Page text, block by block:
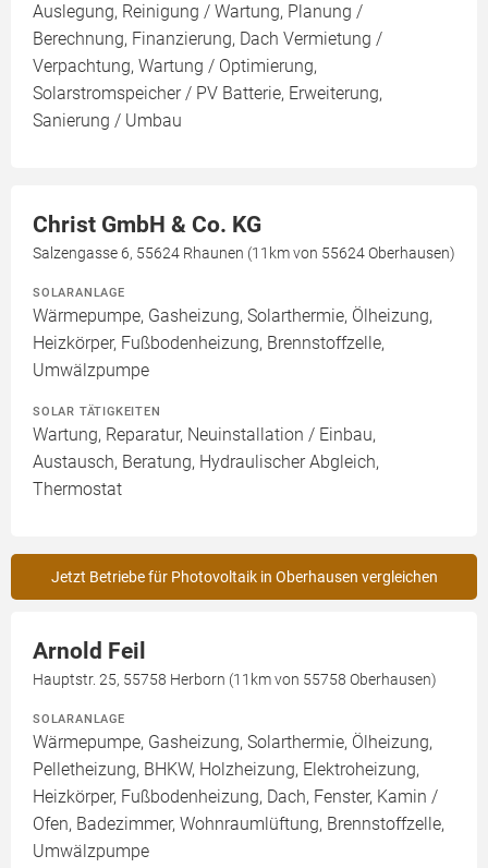
Auslegung, Reinigung / Wartung, Planung /
Berechnung, Finanzierung, Dach Vermietung /
Verpachtung, Wartung / Optimierung,
Solarstromspeicher / PV Batterie, Erweiterung,
Sanierung / Umbau
Christ GmbH & Co. KG
Salzengasse 6, 55624 Rhaunen (11km von 55624 Oberhausen)
SOLARANLAGE
Wärmepumpe, Gasheizung, Solarthermie, Ölheizung,
Heizkörper, Fußbodenheizung, Brennstoffzelle,
Umwälzpumpe
SOLAR TÄTIGKEITEN
Wartung, Reparatur, Neuinstallation / Einbau,
Austausch, Beratung, Hydraulischer Abgleich,
Thermostat
Jetzt Betriebe für Photovoltaik in Oberhausen vergleichen
Arnold Feil
Hauptstr. 25, 55758 Herborn (11km von 55758 Oberhausen)
SOLARANLAGE
Wärmepumpe, Gasheizung, Solarthermie, Ölheizung,
Pelletheizung, BHKW, Holzheizung, Elektroheizung,
Heizkörper, Fußbodenheizung, Dach, Fenster, Kamin /
Ofen, Badezimmer, Wohnraumlüftung, Brennstoffzelle,
Umwälzpumpe